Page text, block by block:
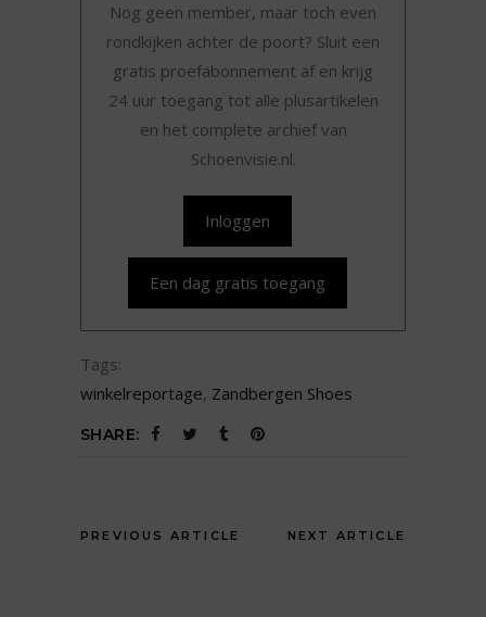
Nog geen member, maar toch even
rondkijken achter de poort? Sluit een
gratis proefabonnement af en krijg
24 uur toegang tot alle plusartikelen
en het complete archief van
Schoenvisie.nl.
Inloggen
Een dag gratis toegang
Tags:
winkelreportage, Zandbergen Shoes
SHARE:
PREVIOUS ARTICLE NEXT ARTICLE